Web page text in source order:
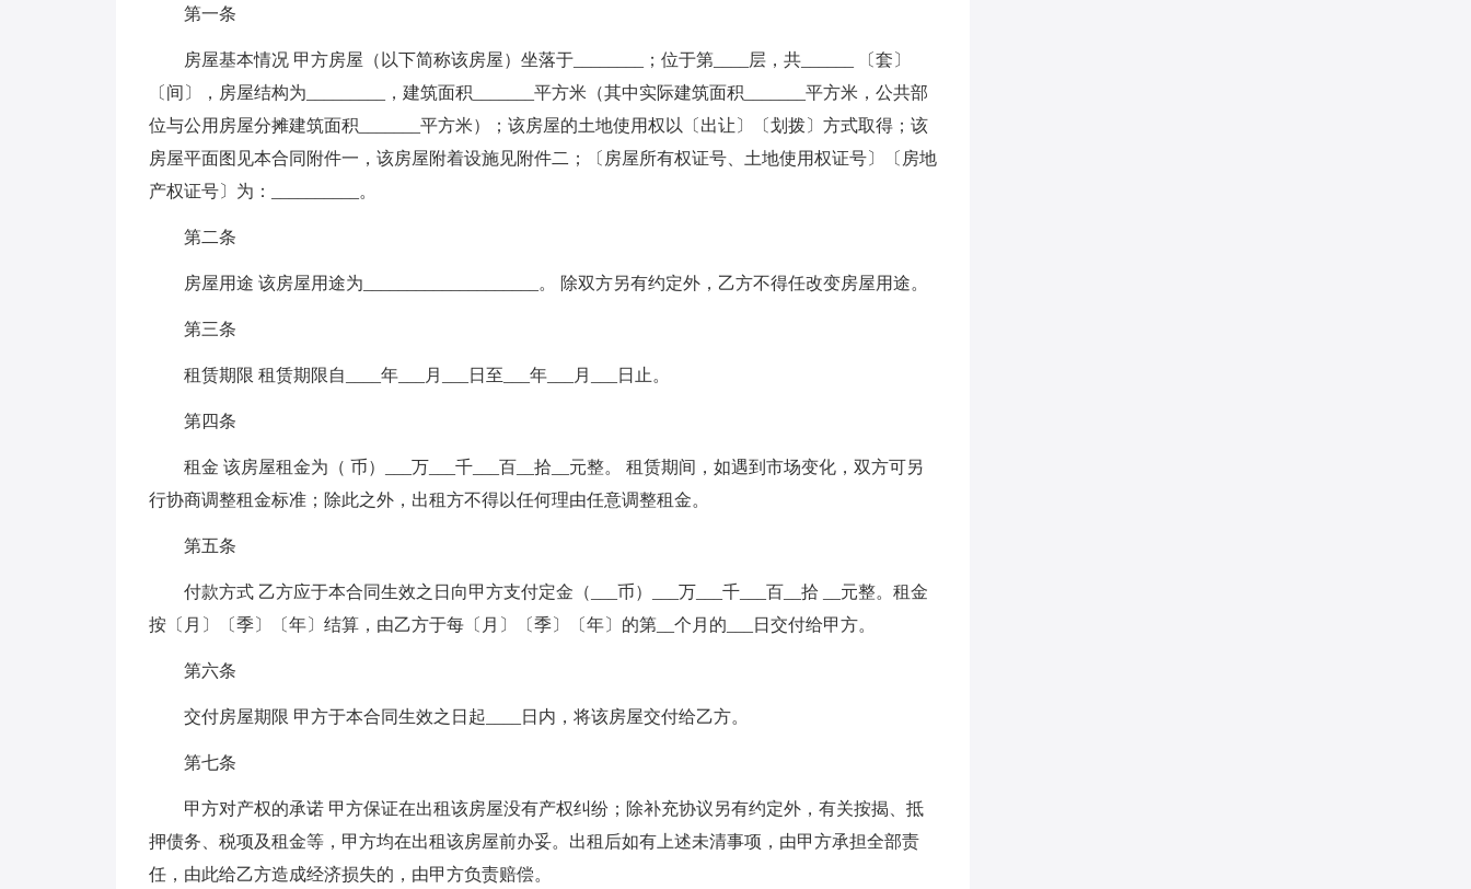
第一条
房屋基本情况 甲方房屋（以下简称该房屋）坐落于________；位于第____层，共______ 〔套〕
〔间〕，房屋结构为_________，建筑面积_______平方米（其中实际建筑面积_______平方米，公共部
位与公用房屋分摊建筑面积_______平方米）；该房屋的土地使用权以〔出让〕〔划拨〕方式取得；该
房屋平面图见本合同附件一，该房屋附着设施见附件二；〔房屋所有权证号、土地使用权证号〕〔房地
产权证号〕为：__________。
第二条
房屋用途 该房屋用途为____________________。 除双方另有约定外，乙方不得任改变房屋用途。
第三条
租赁期限 租赁期限自____年___月___日至___年___月___日止。
第四条
租金 该房屋租金为（ 币）___万___千___百__拾__元整。 租赁期间，如遇到市场变化，双方可另
行协商调整租金标准；除此之外，出租方不得以任何理由任意调整租金。
第五条
付款方式 乙方应于本合同生效之日向甲方支付定金（___币）___万___千___百__拾 __元整。租金
按〔月〕〔季〕〔年〕结算，由乙方于每〔月〕〔季〕〔年〕的第__个月的___日交付给甲方。
第六条
交付房屋期限 甲方于本合同生效之日起____日内，将该房屋交付给乙方。
第七条
甲方对产权的承诺 甲方保证在出租该房屋没有产权纠纷；除补充协议另有约定外，有关按揭、抵
押债务、税项及租金等，甲方均在出租该房屋前办妥。出租后如有上述未清事项，由甲方承担全部责
任，由此给乙方造成经济损失的，由甲方负责赔偿。